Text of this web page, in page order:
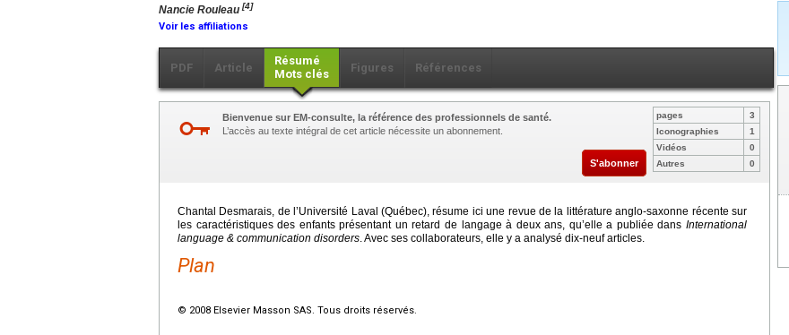
Nancie Rouleau [4]
Voir les affiliations
PDF Article
Résumé
Mots clés
Figures Références
Bienvenue sur EM-consulte, la référence des professionnels de santé.
L’accès au texte intégral de cet article nécessite un abonnement.
S'abonner
pages
3
Iconographies
1
Vidéos
0
Autres
0
Chantal Desmarais, de l’Université Laval (Québec), résume ici une revue de la littérature anglo-saxonne récente sur
les caractéristiques des enfants présentant un retard de langage à deux ans, qu’elle a publiée dans International
language & communication disorders. Avec ses collaborateurs, elle y a analysé dix-neuf articles.
Plan
© 2008 Elsevier Masson SAS. Tous droits réservés.